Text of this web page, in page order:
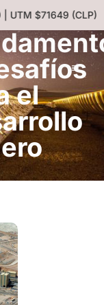
$71649 (CLP) |
el